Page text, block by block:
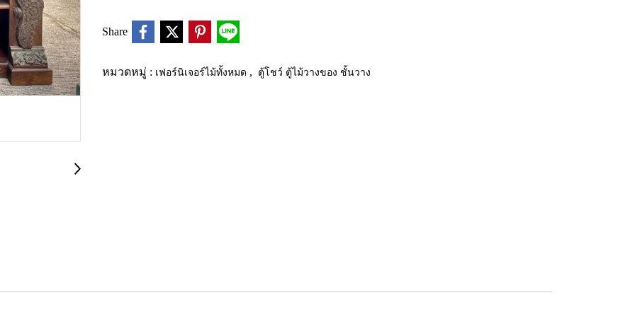
Share
หมวดหมู่ : เฟอร์นิเจอร์ไม้ทั้งหมด , ตู้โชว์ ตู้ไม้วางของ ชั้นวาง